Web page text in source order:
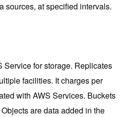
sources, at specified intervals.
Service for storage. Replicates
facilities. It charges per
with AWS Services. Buckets
are data added in the